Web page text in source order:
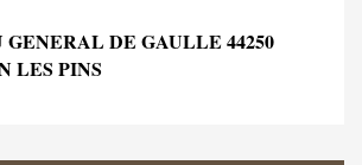
GENERAL DE GAULLE 44250
LES PINS